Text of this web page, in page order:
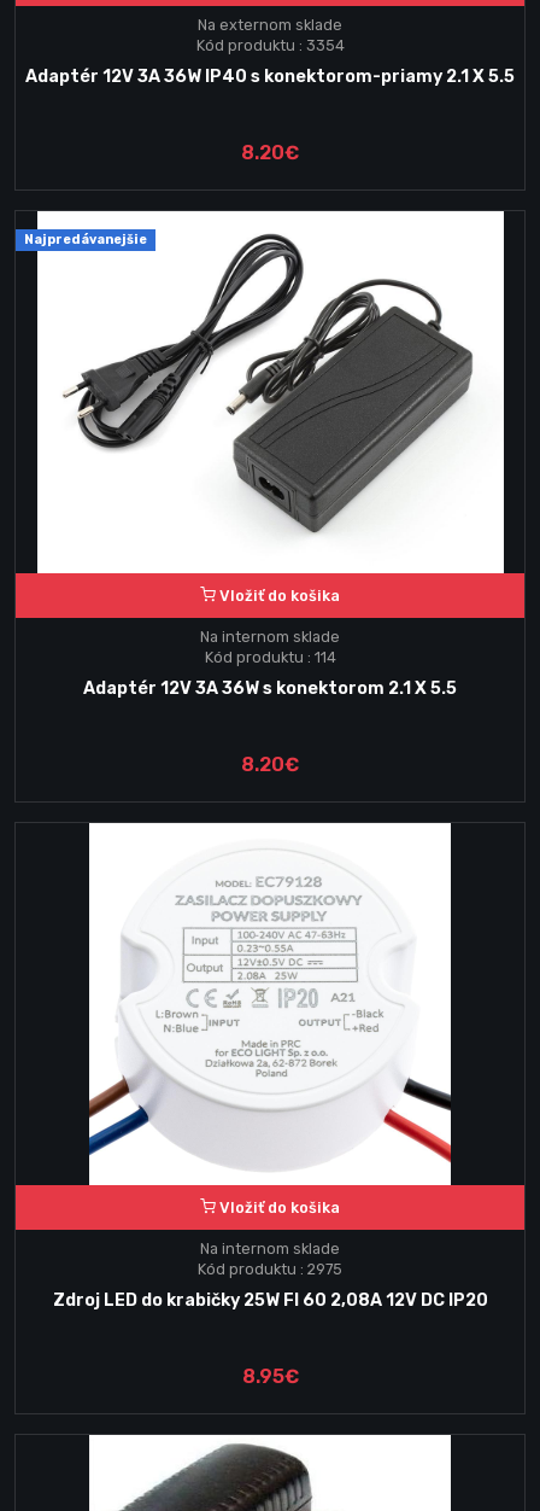
Na externom sklade
Kód produktu : 3354
Adaptér 12V 3A 36W IP40 s konektorom-priamy 2.1 X 5.5
8.20€
Najpredávanejšie
Vložiť do košika
Na internom sklade
Kód produktu : 114
Adaptér 12V 3A 36W s konektorom 2.1 X 5.5
8.20€
Vložiť do košika
Na internom sklade
Kód produktu : 2975
Zdroj LED do krabičky 25W FI 60 2,08A 12V DC IP20
8.95€